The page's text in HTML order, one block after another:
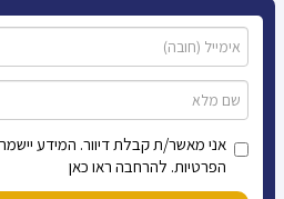
אני מאשר/ת קבלת דיוור. המידע
הפרטיות. להרחבה ראו כאן